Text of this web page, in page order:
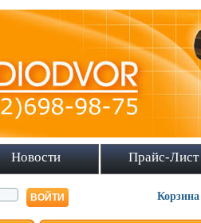
Новости Прайс-Лист
Корзина